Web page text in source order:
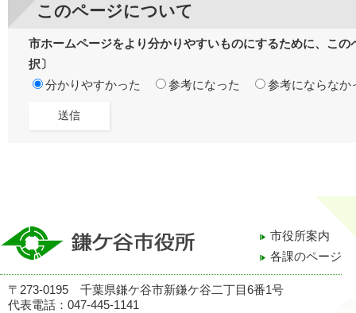
このページについて
市ホームページをより分かりやすいものにするために、こ
択〕
分かりやすかった
参考になった 参考にならなか
市役所案内
各課のページ
〒273-0195 千葉県鎌ケ谷市新鎌ケ谷二丁目6番1号
代表電話：047-445-1141